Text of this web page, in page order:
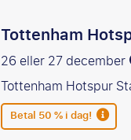
Tottenham
26 eller 27 december
Tottenham Hotspur
Betal 50 % i dag!